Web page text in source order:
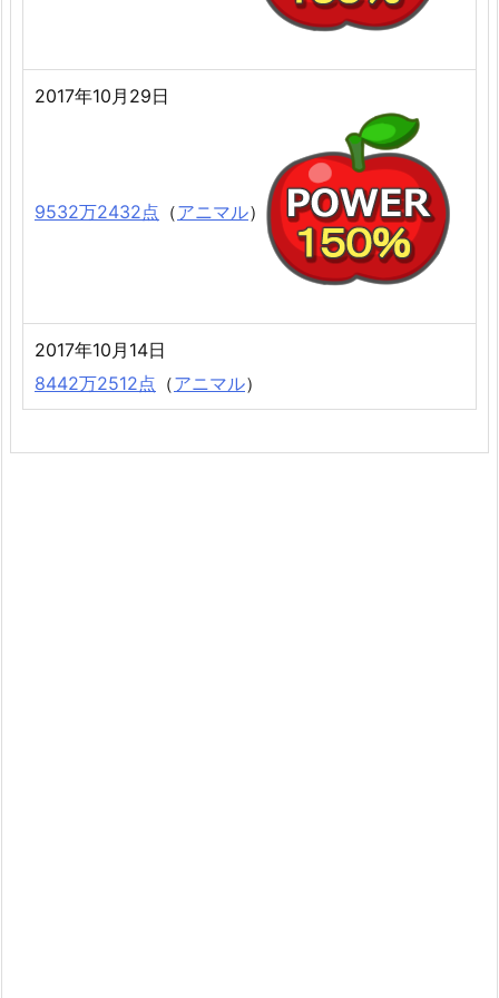
2017年10月29日
9532万2432点 （アニマル）
2017年10月14日
8442万2512点 （アニマル）